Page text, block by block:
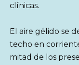
clínicas.
El aire gélido se
techo en
mitad de los